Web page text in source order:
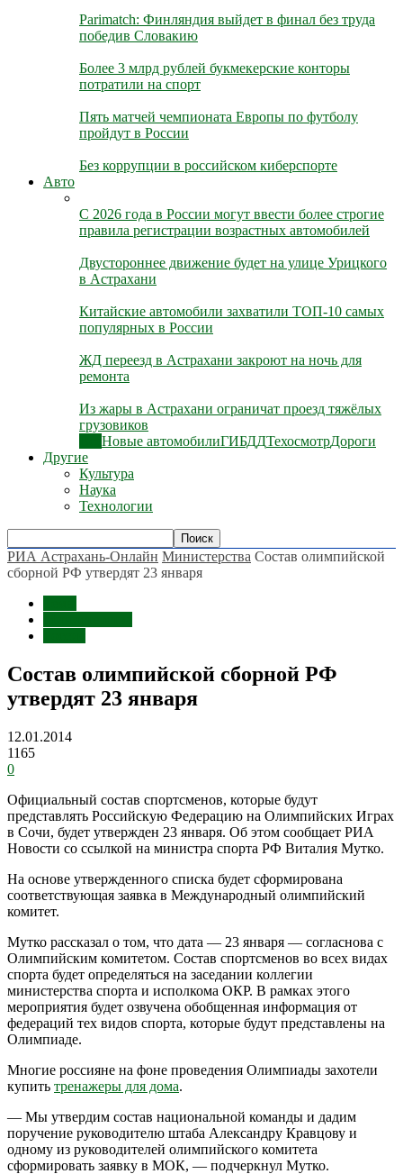
Parimatch: Финляндия выйдет в финал без труда
победив Словакию
Более 3 млрд рублей букмекерские конторы
потратили на спорт
Пять матчей чемпионата Европы по футболу
пройдут в России
Без коррупции в российском киберспорте
Авто
С 2026 года в России могут ввести более строгие
правила регистрации возрастных автомобилей
Двустороннее движение будет на улице Урицкого
в Астрахани
Китайские автомобили захватили ТОП-10 самых
популярных в России
ЖД переезд в Астрахани закроют на ночь для
ремонта
Из жары в Астрахани ограничат проезд тяжёлых
грузовиков
Новые автомобилиГИБДДТехосмотрДороги
Другие
Культура
Наука
Технологии
РИА Астрахань-Онлайн Министерства Состав олимпийской
сборной РФ утвердят 23 января
Состав олимпийской сборной РФ
утвердят 23 января
12.01.2014
1165
0
Официальный состав спортсменов, которые будут
представлять Российскую Федерацию на Олимпийских Играх
в Сочи, будет утвержден 23 января. Об этом сообщает РИА
Новости со ссылкой на министра спорта РФ Виталия Мутко.
На основе утвержденного списка будет сформирована
соответствующая заявка в Международный олимпийский
комитет.
Мутко рассказал о том, что дата — 23 января — согласнова с
Олимпийским комитетом. Состав спортсменов во всех видах
спорта будет определяться на заседании коллегии
министерства спорта и исполкома ОКР. В рамках этого
мероприятия будет озвучена обобщенная информация от
федераций тех видов спорта, которые будут представлены на
Олимпиаде.
Многие россияне на фоне проведения Олимпиады захотели
купить тренажеры для дома.
— Мы утвердим состав национальной команды и дадим
поручение руководителю штаба Александру Кравцову и
одному из руководителей олимпийского комитета
сформировать заявку в МОК, — подчеркнул Мутко.